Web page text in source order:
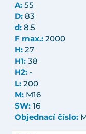
A: 55
D: 83
d: 8.5
F max.: 2000
H: 27
H1: 38
H2: -
L: 200
M: M16
SW: 16
Objednací číslo: